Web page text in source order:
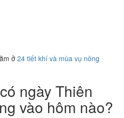
ở 24 tiết khí và mùa vụ nông
ngày Thiên
vào hôm nào?